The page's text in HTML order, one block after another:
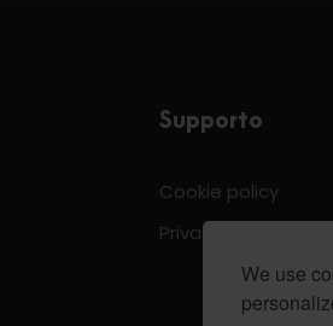
We use
Supporto
Cookie policy
Privacy & Policy